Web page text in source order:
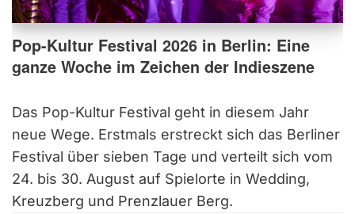
Pop-Kultur Festival 2026 in Berlin: Eine
ganze Woche im Zeichen der Indieszene
Das Pop-Kultur Festival geht in diesem Jahr
neue Wege. Erstmals erstreckt sich das Berliner
Festival über sieben Tage und verteilt sich vom
24. bis 30. August auf Spielorte in Wedding,
Kreuzberg und Prenzlauer Berg.